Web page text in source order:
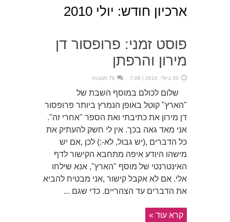
ארכיון חודש: יולי 2010
פוסט זמני: פרופסור דן
מירון והרפתן
30 ביולי, 2010 | 7:08 78 תגובות
שלום לכולם במוסף השבת של
"הארץ" קוטל באופן הנמרץ ביותר פרופסור
דן מירון את כתיבתי ואת הספר "אחרי זה".
אני מאד גאה בכך. אין לי חשק להעתיק את
כל הדברים ,(יש גבול, לא-:) לכן ,אם יש
מישהו היודע איפה מתחבא הקישור לדף
האינטרנטי של מוסף "הארץ", אנא שילחו
אלי. אם לא אקבל קישור ,אני מבטיח להביא
את הדברים עד הצהריים. כדי שגם ...
קרא עוד »